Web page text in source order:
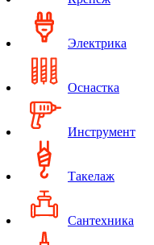
Электрика
Оснастка
Инструмент
Такелаж
Сантехника